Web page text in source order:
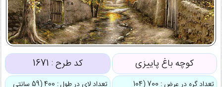
کوچه باغ پاییزی کد طرح : 1671